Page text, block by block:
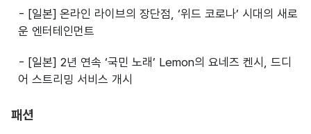
- [일본] 온라인 라이브의 장단점, ‘위드 코로나’ 시대의 새로
운 엔터테인먼트
- [일본] 2년 연속 ‘국민 노래’ Lemon의 요네즈 켄시, 드디
어 스트리밍 서비스 개시
패션